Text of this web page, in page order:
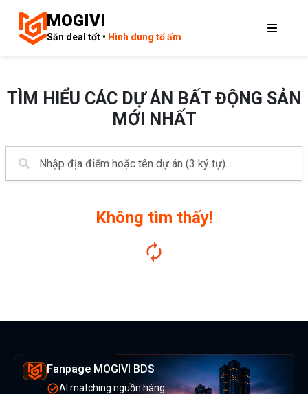
MOGIVI
Săn deal tốt • Hình dung tổ ấm
TÌM HIỂU CÁC DỰ ÁN BẤT ĐỘNG SẢN
MỚI NHẤT
Không tìm thấy!
Fanpage MOGIVI BDS
AI matching nguồn hàng